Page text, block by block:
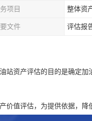
项目 整体资
文件 评估报
资产评估的目的是确定加
价值评估，为提供依据，降